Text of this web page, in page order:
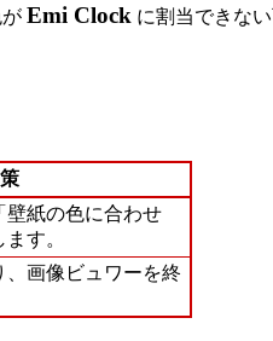
Emi Clock に割当できな
壁紙の色に合わせ
す。
画像ビュワーを終